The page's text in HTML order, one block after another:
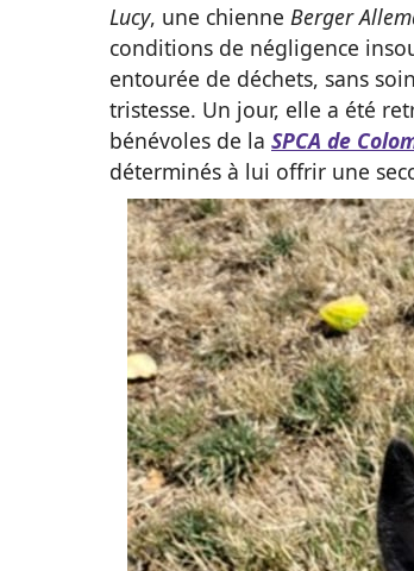
Lucy, une chienne Berger
conditions de négligence
entourée de déchets, sans
tristesse. Un jour, elle a été
bénévoles de la SPCA de
déterminés à lui offrir une